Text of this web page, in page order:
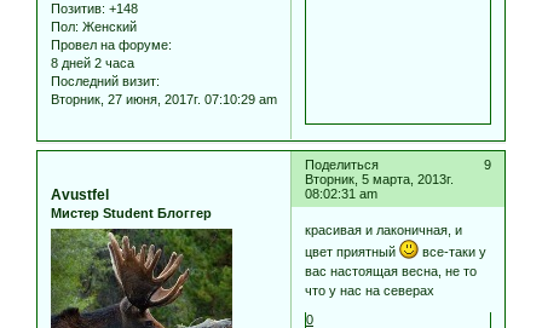
Позитив: +148
Пол: Женский
Провел на форуме:
8 дней 2 часа
Последний визит:
Вторник, 27 июня, 2017г. 07:10:29 am
Поделиться
9
Вторник, 5 марта, 2013г.
08:02:31 am
Avustfel
Мистер Student Блоггер
красивая и лаконичная, и
цвет приятный
все-таки у
вас настоящая весна, не то
что у нас на северах
0